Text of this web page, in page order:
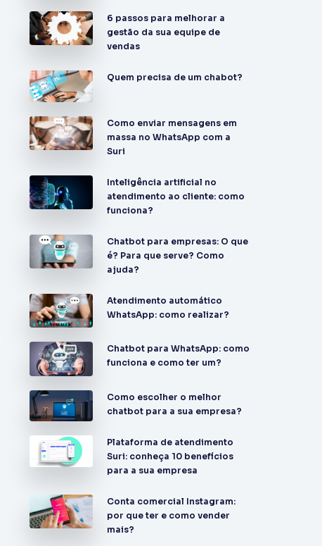
6 passos para melhorar a
gestão da sua equipe de
vendas
Quem precisa de um chabot?
Como enviar mensagens em
massa no WhatsApp com a
Suri
Inteligência artificial no
atendimento ao cliente: como
funciona?
Chatbot para empresas: O que
é? Para que serve? Como
ajuda?
Atendimento automático
WhatsApp: como realizar?
Chatbot para WhatsApp: como
funciona e como ter um?
Como escolher o melhor
chatbot para a sua empresa?
Plataforma de atendimento
Suri: conheça 10 benefícios
para a sua empresa
Conta comercial Instagram:
por que ter e como vender
mais?